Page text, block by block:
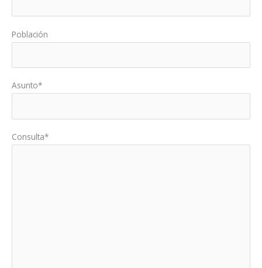
Población
Asunto*
Consulta*